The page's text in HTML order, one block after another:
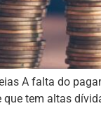
A falta do
tem altas